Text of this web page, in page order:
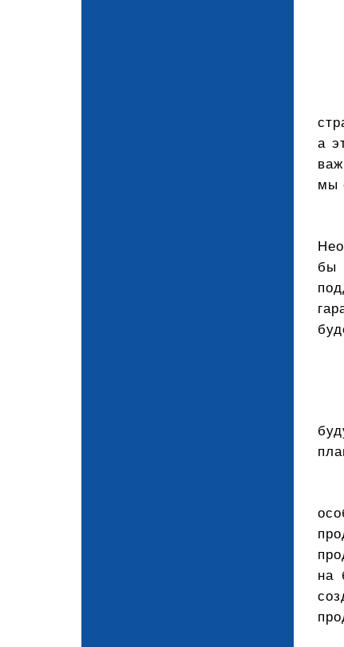
а
мы
бы
на